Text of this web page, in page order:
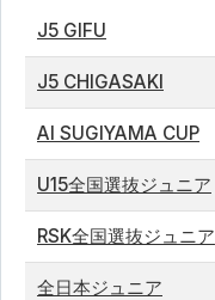
J5 GIFU
J5 CHIGASAKI
AI SUGIYAMA CUP
U15全国選抜ジュニア
RSK全国選抜ジュニア
全日本ジュニア